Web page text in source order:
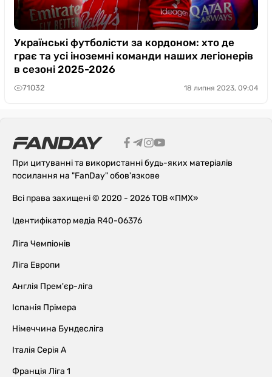
Українські футболісти за кордоном: хто де
грає та усі іноземні команди наших легіонерів
в сезоні 2025-2026
71032 18 липня 2023, 09:04
При цитуванні та використанні будь-яких матеріалів
посилання на "FanDay" обов'язкове
Всі права захищені © 2020 - 2026 ТОВ «ПМХ»
Ідентифікатор медіа R40-06376
Ліга Чемпіонів
Ліга Европи
Англія Прем'єр-ліга
Іспанія Прімера
Німеччина Бундесліга
Італія Серія А
Франція Ліга 1